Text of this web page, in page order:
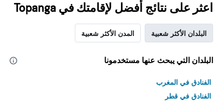
اعثر على نتائج أفضل لإقامتك في Topanga
البلدان الأكثر شعبية المدن الأكثر شعبية
البلدان التي يبحث عنها مستخدمونا
الفنادق في المغرب
الفنادق في قطر